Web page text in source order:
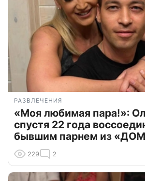
РАЗВЛЕЧЕНИЯ
«Моя любимая пара!»:
спустя 22 года
бывшим парнем из
229 2